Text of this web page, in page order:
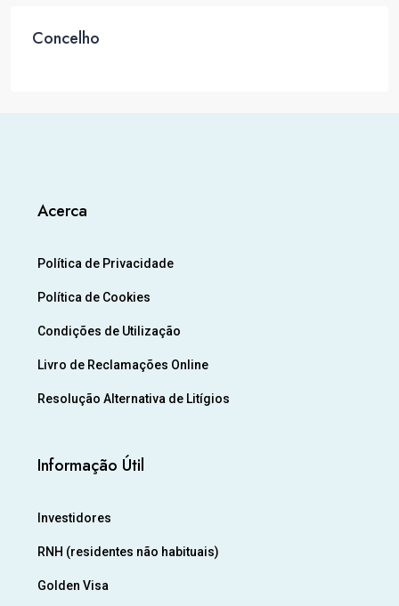
Concelho
Acerca
Política de Privacidade
Política de Cookies
Condições de Utilização
Livro de Reclamações Online
Resolução Alternativa de Litígios
Informação Útil
Investidores
RNH (residentes não habituais)
Golden Visa